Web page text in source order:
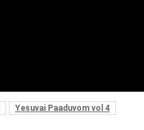
Yesuvai Paaduvom vol 4